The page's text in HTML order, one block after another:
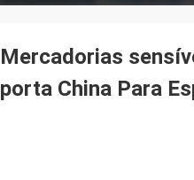
Mercadorias
porta China Para